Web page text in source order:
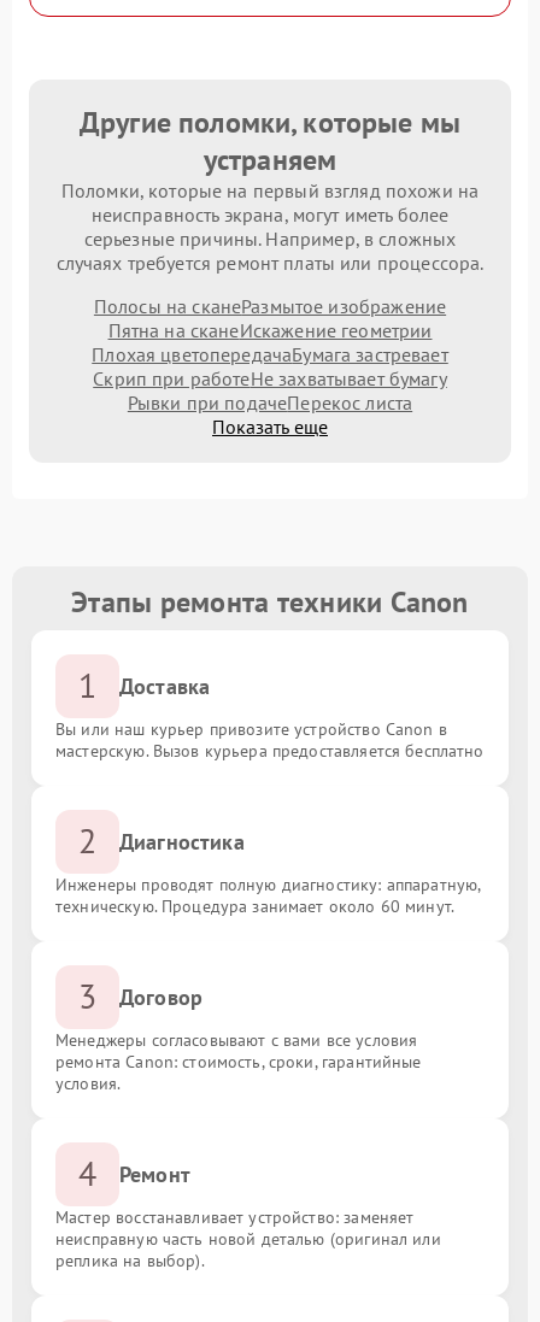
Другие поломки, которые мы
устраняем
Поломки, которые на первый взгляд похожи на
неисправность экрана, могут иметь более
серьезные причины. Например, в сложных
случаях требуется ремонт платы или процессора.
Полосы на сканеРазмытое изображение
Пятна на сканеИскажение геометрии
Плохая цветопередачаБумага застревает
Скрип при работеНе захватывает бумагу
Рывки при подачеПерекос листа
Показать еще
Этапы ремонта техники Canon
1 Доставка
Вы или наш курьер привозите устройство Canon в
мастерскую. Вызов курьера предоставляется бесплатно
2 Диагностика
Инженеры проводят полную диагностику: аппаратную,
техническую. Процедура занимает около 60 минут.
3 Договор
Менеджеры согласовывают с вами все условия
ремонта Canon: стоимость, сроки, гарантийные
условия.
4 Ремонт
Мастер восстанавливает устройство: заменяет
неисправную часть новой деталью (оригинал или
реплика на выбор).